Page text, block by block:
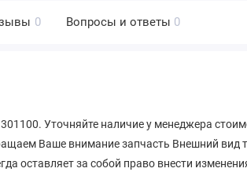
0 Вопросы и ответы 0
Уточняйте наличие у менеджера
Ваше внимание запчасть Внешний вид
оставляет за собой право внести